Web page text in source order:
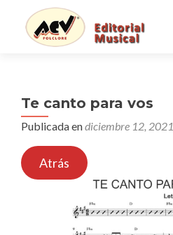
Te canto para vos
Publicada endiciembre 12, 2021
Atrás